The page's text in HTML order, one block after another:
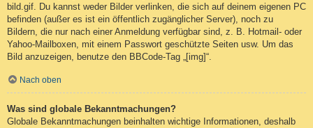
bild.gif. Du kannst weder Bilder verlinken, die sich auf deinem eigenen PC
befinden (außer es ist ein öffentlich zugänglicher Server), noch zu
Bildern, die nur nach einer Anmeldung verfügbar sind, z. B. Hotmail- oder
Yahoo-Mailboxen, mit einem Passwort geschützte Seiten usw. Um das
Bild anzuzeigen, benutze den BBCode-Tag „[img]“.
Nach oben
Was sind globale Bekanntmachungen?
Globale Bekanntmachungen beinhalten wichtige Informationen, deshalb